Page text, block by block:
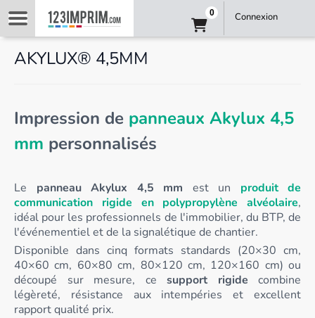
0 Connexion
AKYLUX® 4,5MM
Impression de panneaux Akylux 4,5
mm personnalisés
Le panneau Akylux 4,5 mm est un produit de
communication rigide en polypropylène alvéolaire,
idéal pour les professionnels de l'immobilier, du BTP, de
l'événementiel et de la signalétique de chantier.
Disponible dans cinq formats standards (20×30 cm,
40×60 cm, 60×80 cm, 80×120 cm, 120×160 cm) ou
découpé sur mesure, ce support rigide combine
légèreté, résistance aux intempéries et excellent
rapport qualité prix.